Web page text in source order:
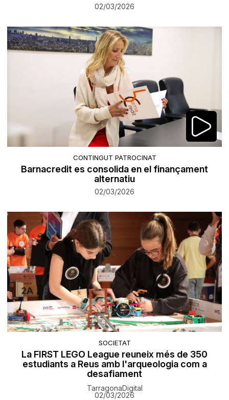
02/03/2026
CONTINGUT PATROCINAT
Barnacredit es consolida en el finançament
alternatiu
02/03/2026
SOCIETAT
La FIRST LEGO League reuneix més de 350
estudiants a Reus amb l'arqueologia com a
desafiament
TarragonaDigital
02/03/2026